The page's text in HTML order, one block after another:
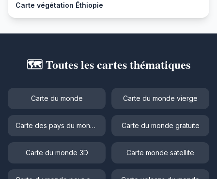
Carte végétation Éthiopie
🗺️ Toutes les cartes thématiques
Carte du monde Carte du monde vierge
Carte des pays du monde Carte du monde gratuite
Carte du monde 3D Carte monde satellite